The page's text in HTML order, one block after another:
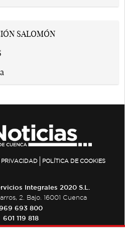
PRIVACIDAD POLÍTICA DE COOKIES
Integrales 2020 S.L.
2. Bajo. 16001 Cuenca
693 800
601 119 818